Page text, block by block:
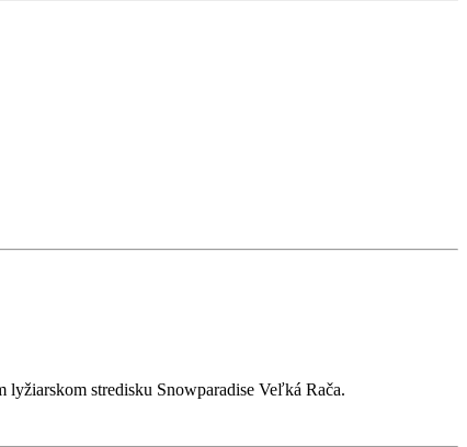
lyžiarskom stredisku Snowparadise Veľká Rača.